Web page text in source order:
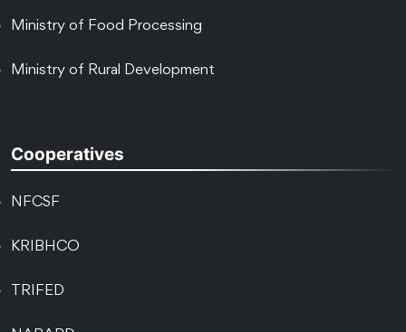
Ministry of Food Processing
Ministry of Rural Development
Cooperatives
NFCSF
KRIBHCO
TRIFED